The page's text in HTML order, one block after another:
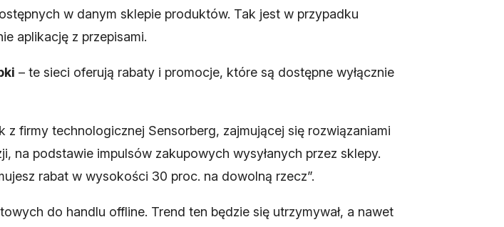
w danym sklepie produktów. Tak jest w przypadku
aplikację z przepisami.
– te sieci oferują rabaty i promocje, które są dostępne wyłącznie
firmy technologicznej Sensorberg, zajmującej się rozwiązaniami
na podstawie impulsów zakupowych wysyłanych przez sklepy.
rabat w wysokości 30 proc. na dowolną rzecz”.
do handlu offline. Trend ten będzie się utrzymywał, a nawet